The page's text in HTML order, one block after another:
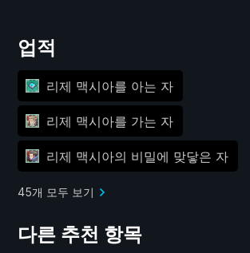
업적
리제 맥시아를 아는 자
리제 맥시아를 가는 자
리제 맥시아의 비밀에 맞닿은 자
45개 모두 보기
다른 추천 항목